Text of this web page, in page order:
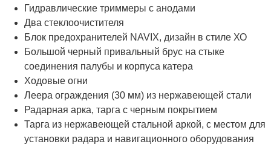
Гидравлические триммеры с анодами
Два стеклоочистителя
Блок предохранителей NAVIX, дизайн в стиле ХО
Большой черный привальный брус на стыке
соединения палубы и корпуса катера
Ходовые огни
Леера ограждения (30 мм) из нержавеющей стали
Радарная арка, тарга с черным покрытием
Тарга из нержавеющей стальной аркой, с местом для
установки радара и навигационного оборудования